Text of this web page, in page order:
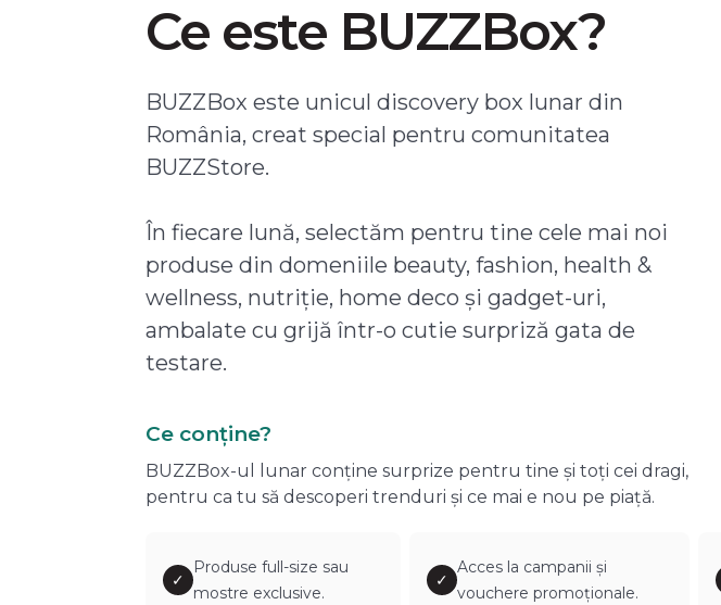
Ce este BUZZBox?
BUZZBox este unicul discovery box lunar din
România, creat special pentru comunitatea
BUZZStore.
În fiecare lună, selectăm pentru tine cele mai noi
produse din domeniile beauty, fashion, health &
wellness, nutriție, home deco și gadget-uri,
ambalate cu grijă într-o cutie surpriză gata de
testare.
Ce conține?
BUZZBox-ul lunar conține surprize pentru tine și toți cei dragi,
pentru ca tu să descoperi trenduri și ce mai e nou pe piață.
✓
Produse full-size sau
mostre exclusive.
✓
Acces la campanii și
vouchere promoționale.